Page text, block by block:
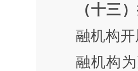
（十三
融机构
融机构